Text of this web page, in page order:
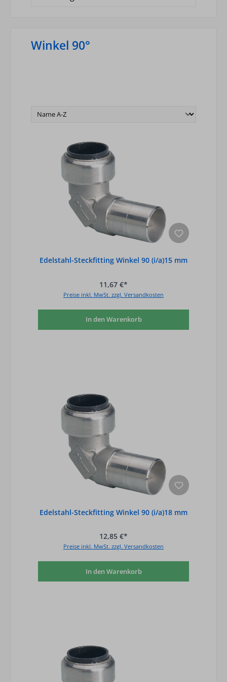
Winkel 90°
Edelstahl-Steckfitting Winkel 90 (i/a)15 mm
11,67 €*
Preise inkl. MwSt. zzgl. Versandkosten
In den Warenkorb
Edelstahl-Steckfitting Winkel 90 (i/a)18 mm
12,85 €*
Preise inkl. MwSt. zzgl. Versandkosten
In den Warenkorb